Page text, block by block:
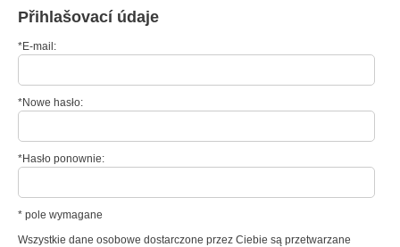
Přihlašovací údaje
*E-mail:
*Nowe hasło:
*Hasło ponownie:
* pole wymagane
Wszystkie dane osobowe dostarczone przez Ciebie są przetwarzane